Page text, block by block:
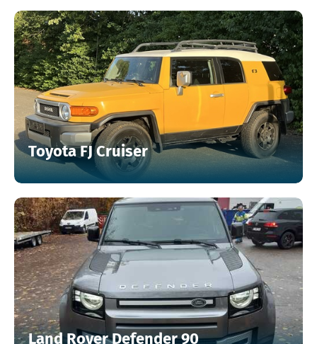
Toyota FJ Cruiser
Land Rover Defender 90